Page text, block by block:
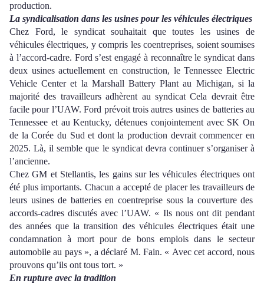
production.
La syndicalisation dans les usines pour les véhicules électriques
Chez Ford, le syndicat souhaitait que toutes les usines de
véhicules électriques, y compris les coentreprises, soient soumises
à l’accord-cadre. Ford s’est engagé à reconnaître le syndicat dans
deux usines actuellement en construction, le Tennessee Electric
Vehicle Center et la Marshall Battery Plant au Michigan, si la
majorité des travailleursadhèrent au syndicatCela devrait être
facile pour l’UAW. Ford prévoit trois autres usines de batteries au
Tennessee et au Kentucky, détenues conjointement avec SK On
de la Corée du Sud et dont la production devrait commencer en
2025. Là, il semble que le syndicat devra continuer s’organiser à
l’ancienne.
Chez GM et Stellantis, les gains sur les véhicules électriques ont
été plus importants. Chacun a accepté de placer les travailleurs de
leurs usines de batteries en coentreprise sous la couverture des
accords-cadresdiscutés avec l’UAW. « Ils nous ont dit pendant
des années que la transition des véhicules électriques était une
condamnation à mort pour de bons emplois dans le secteur
automobile au pays », a déclaré M. Fain. « Avec cet accord, nous
prouvons qu’ils ont tous tort. »
En rupture avec la tradition